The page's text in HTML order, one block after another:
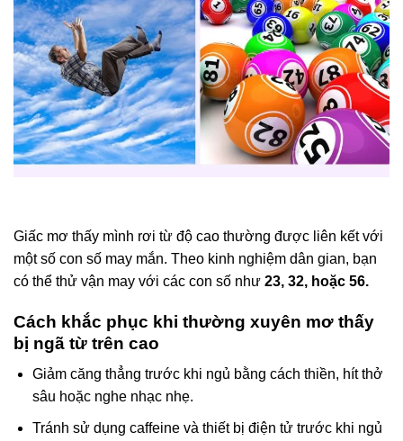
Giấc mơ thấy mình rơi từ độ cao thường được liên kết với
một số con số may mắn. Theo kinh nghiệm dân gian, bạn
có thể thử vận may với các con số như 23, 32, hoặc 56.
Cách khắc phục khi thường xuyên mơ thấy
bị ngã từ trên cao
Giảm căng thẳng trước khi ngủ bằng cách thiền, hít thở
sâu hoặc nghe nhạc nhẹ.
Tránh sử dụng caffeine và thiết bị điện tử trước khi ngủ